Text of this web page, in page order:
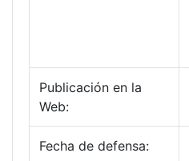
Publicación en la
Web:
Fecha de defensa: